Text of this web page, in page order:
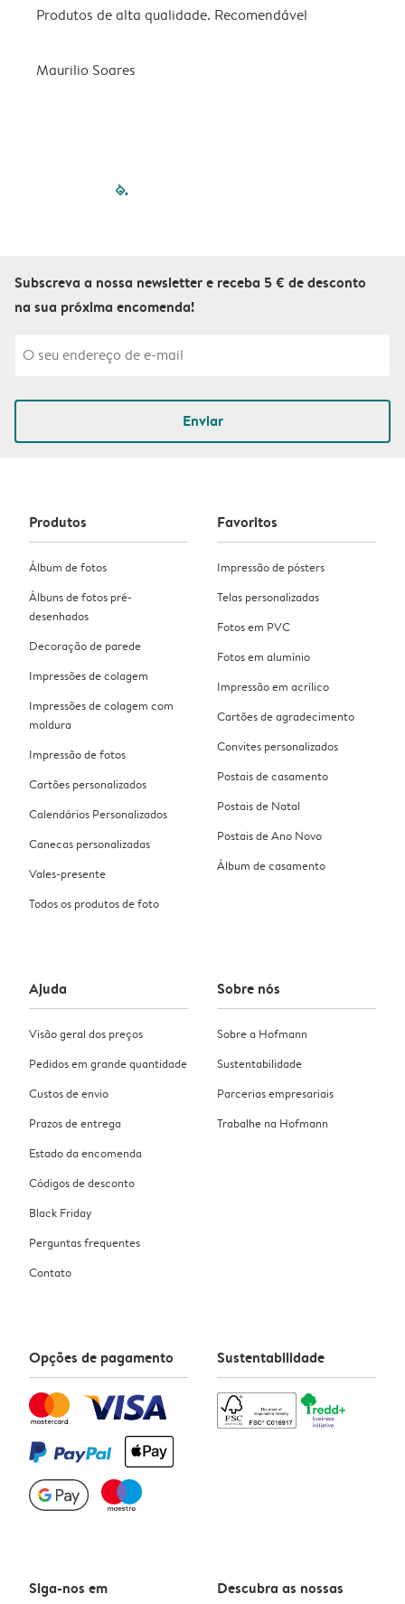
Produtos de alta qualidade. Recomendável
Maurilio Soares
filled-pagination
Subscreva a nossa newsletter e receba 5 € de desconto
na sua próxima encomenda!
Enviar
Produtos
Álbum de fotos
Álbuns de fotos pré-
desenhados
Decoração de parede
Impressões de colagem
Impressões de colagem com
moldura
Impressão de fotos
Cartões personalizados
Calendários Personalizados
Canecas personalizadas
Vales-presente
Todos os produtos de foto
Favoritos
Impressão de pósters
Telas personalizadas
Fotos em PVC
Fotos em alumínio
Impressão em acrílico
Cartões de agradecimento
Convites personalizados
Postais de casamento
Postais de Natal
Postais de Ano Novo
Álbum de casamento
Ajuda
Visão geral dos preços
Pedidos em grande quantidade
Custos de envio
Prazos de entrega
Estado da encomenda
Códigos de desconto
Black Friday
Perguntas frequentes
Contato
Sobre nós
Sobre a Hofmann
Sustentabilidade
Parcerias empresariais
Trabalhe na Hofmann
Opções de pagamento Sustentabilidade
Siga-nos em
Descubra as nossas